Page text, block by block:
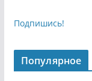
Подпишись!
Популярное